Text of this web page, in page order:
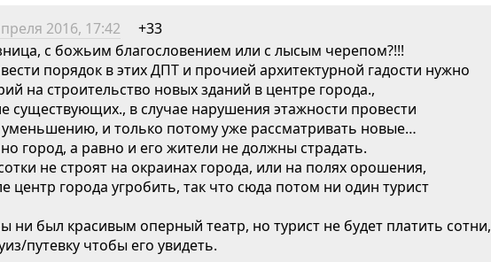
2016, 17:42
+33
с божьим благословением или с лысым черепом?!!!
порядок в этих ДПТ и прочией архитектурной гадости нужно
на строительство новых зданий в центре города.,
существующих., в случае нарушения этажности провести
и только потому уже рассматривать новые…
город, а равно и его жители не должны страдать.
не строят на окраинах города, или на полях орошения,
центр города угробить, так что сюда потом ни один турист
ни был красивым оперный театр, но турист не будет платить сотни,
путевку чтобы его увидеть.